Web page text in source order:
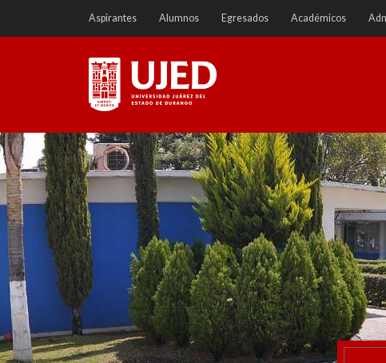
a
Aspirantes Alumnos Egresados Académicos
Universidad Juárez del
Estado de Durango